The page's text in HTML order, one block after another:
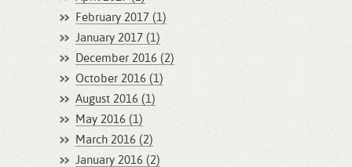
February 2017 (1)
January 2017 (1)
December 2016 (2)
October 2016 (1)
August 2016 (1)
May 2016 (1)
March 2016 (2)
January 2016 (2)